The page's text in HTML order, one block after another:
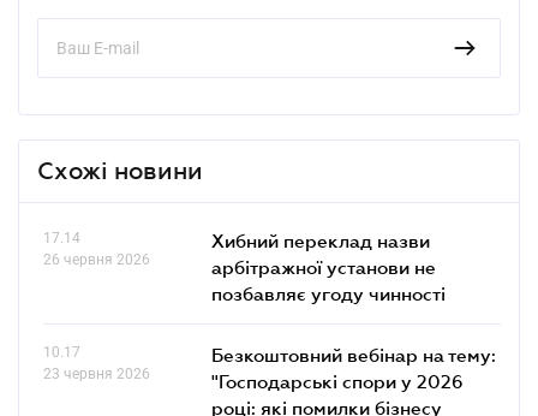
Схожі новини
17.14
26 червня 2026
Хибний переклад назви
арбітражної установи не
позбавляє угоду чинності
10.17
23 червня 2026
Безкоштовний вебінар на тему:
"Господарські спори у 2026
році: які помилки бізнесу